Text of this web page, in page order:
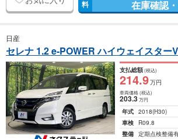
料 在庫確認
日産
セレナ 1.2 e-POWER ハイウェイスターV
支払総額(税込)
214.9万円
車両価格(税込)
203.3万円
年式 2018(H30)
車検
R09.8
整備 定期点検整備